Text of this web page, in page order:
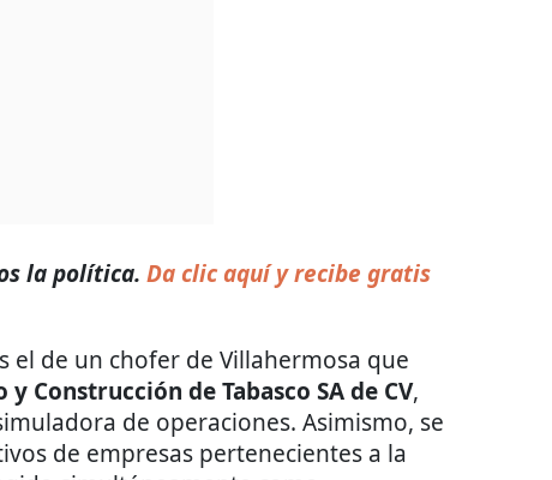
la política. Da clic aquí y recibe gratis
de un chofer de Villahermosa que
y Construcción de Tabasco SA de CV,
de operaciones. Asimismo, se
de empresas pertenecientes a la